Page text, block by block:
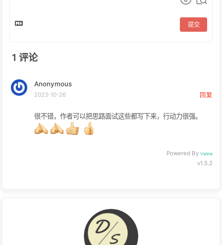
提交
1 评论
Anonymous
2023-10-26 回复
很不错，作者可以把思路面试这些都写下来，行动力很强。
Powered By Valine
v1.5.2